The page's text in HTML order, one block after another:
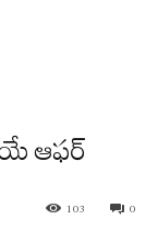
ఆఫర్
0
103